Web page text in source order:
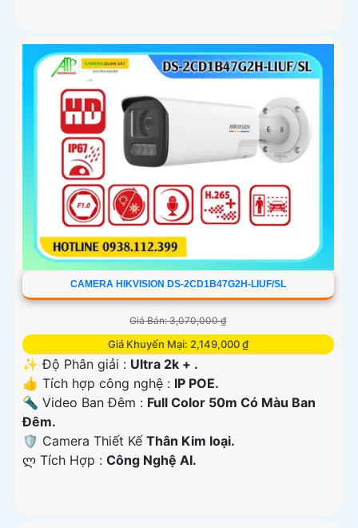
CAMERA HIKVISION DS-2CD1B47G2H-LIUF/SL
Giá Bán: 3,070,000 ₫
Giá Khuyến Mại: 2,149,000 ₫
✨ Độ Phân giải : Ultra 2k + .
👍 Tích hợp công nghệ : IP POE.
🔦 Video Ban Đêm : Full Color 50m Có Màu Ban
Ðêm.
🛡 Camera Thiết Kế Thân Kim loại.
️ლ Tích Hợp : Công Nghệ AI.